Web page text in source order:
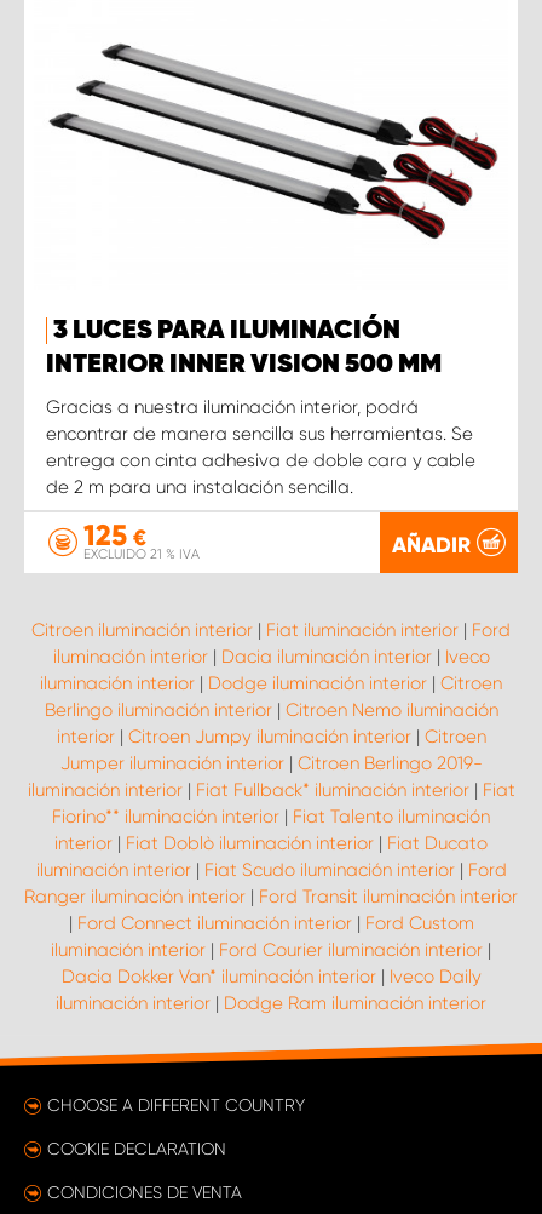
3 LUCES PARA ILUMINACIÓN
INTERIOR INNER VISION 500 MM
Gracias a nuestra iluminación interior, podrá
encontrar de manera sencilla sus herramientas. Se
entrega con cinta adhesiva de doble cara y cable
de 2 m para una instalación sencilla.
125 €
EXCLUIDO 21 % IVA AÑADIR
Citroen iluminación interior | Fiat iluminación interior | Ford
iluminación interior| Dacia iluminación interior| Iveco
iluminación interior | Dodge iluminación interior | Citroen
Berlingo iluminación interior| Citroen Nemo iluminación
interior| Citroen Jumpy iluminación interior| Citroen
Jumper iluminación interior| Citroen Berlingo 2019-
iluminación interior| Fiat Fullback* iluminación interior| Fiat
Fiorino** iluminación interior | Fiat Talento iluminación
interior | Fiat Doblò iluminación interior | Fiat Ducato
iluminación interior| Fiat Scudo iluminación interior| Ford
Ranger iluminación interior | Ford Transit iluminación interior
| Ford Connect iluminación interior| Ford Custom
iluminación interior | Ford Courier iluminación interior |
Dacia Dokker Van* iluminación interior| Iveco Daily
iluminación interior | Dodge Ram iluminación interior
CHOOSE A DIFFERENT COUNTRY
COOKIE DECLARATION
CONDICIONES DE VENTA